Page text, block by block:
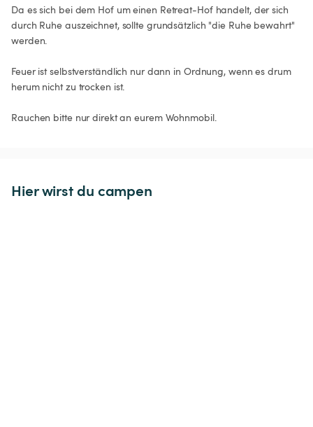
Da es sich bei dem Hof um einen Retreat-Hof handelt, der sich
durch Ruhe auszeichnet, sollte grundsätzlich "die Ruhe bewahrt"
werden.
Feuer ist selbstverständlich nur dann in Ordnung, wenn es drum
herum nicht zu trocken ist.
Rauchen bitte nur direkt an eurem Wohnmobil.
Hier wirst du campen